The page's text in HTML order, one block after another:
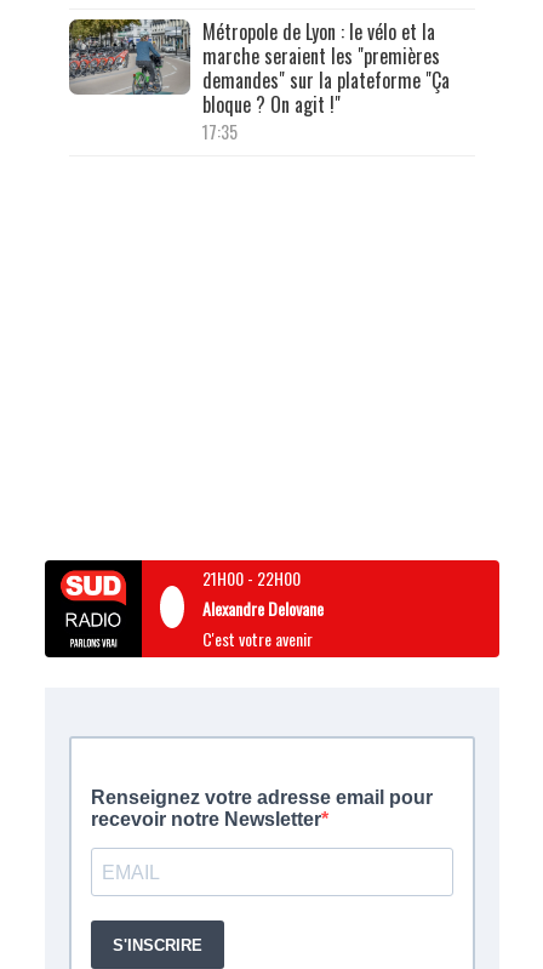
Métropole de Lyon : le vélo et la
marche seraient les "premières
demandes" sur la plateforme "Ça
bloque ? On agit !"
17:35
21H00- 22H00
Alexandre Delovane
C'est votre avenir